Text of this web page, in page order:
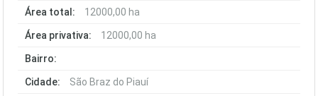
Área total: 12000,00 ha
Área privativa: 12000,00 ha
Bairro:
Cidade: São Braz do Piauí